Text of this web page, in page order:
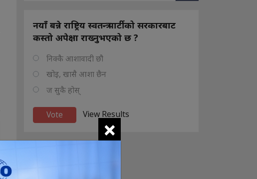
नयाँ बन्ने राष्ट्रिय स्वतन्त्र पार्टीको सरकारबाट
कस्तो अपेक्षा राख्नुभएको छ ?
निक्कै आशावादी छौ
खोइ, खासै आशा छैन
ज सुकै होस्
View Results
×